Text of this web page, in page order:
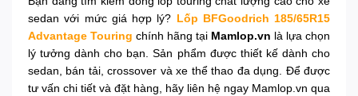
sedan với mức giá hợp lý? Lốp BFGoodrich 185/65R15
Advantage Touring chính hãng tại Mamlop.vn là lựa chọn
lý tưởng dành cho bạn. Sản phẩm được thiết kế dành cho
sedan, bán tải, crossover và xe thể thao đa dụng. Để được
tư vấn chi tiết và đặt hàng, hãy liên hệ ngay Mamlop.vn qua